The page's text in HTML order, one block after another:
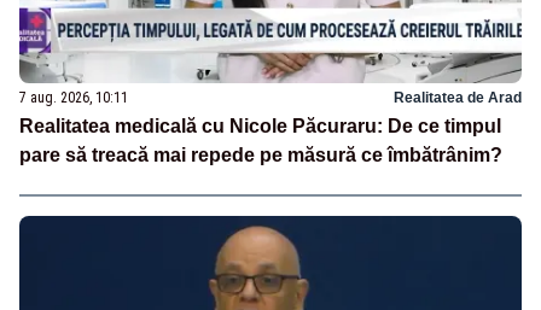
7 aug. 2026, 10:11 Realitatea de Arad
Realitatea medicală cu Nicole Păcuraru: De ce timpul
pare să treacă mai repede pe măsură ce îmbătrânim?